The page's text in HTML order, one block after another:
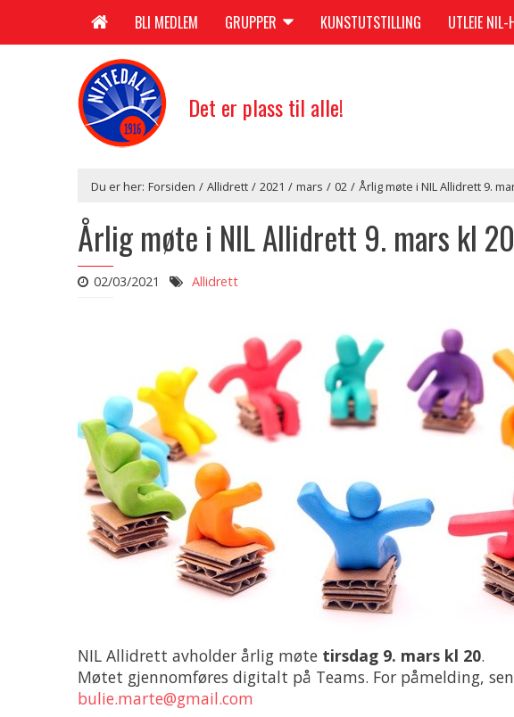
BLI MEDLEM GRUPPER KUNSTUTSTILLING UTLEIE NIL-
Det er plass til alle!
Du er her: Forsiden / Allidrett / 2021 / mars / 02 / Årlig møte i NIL Allidrett 9.
Årlig møte i NIL Allidrett 9. mars kl 20
02/03/2021 Allidrett
NIL Allidrett avholder årlig møte tirsdag 9. mars kl 20.
Møtet gjennomføres digitalt på Teams. For påmelding,
bulie.marte@gmail.com